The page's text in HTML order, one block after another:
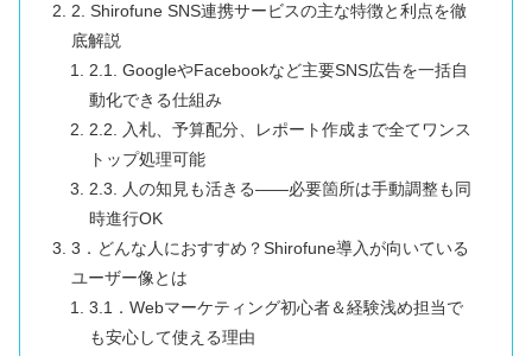
2. Shirofune SNS連携サービスの主な特徴と利点を徹
底解説
2.1. GoogleやFacebookなど主要SNS広告を一括自
動化できる仕組み
2.2. 入札、予算配分、レポート作成まで全てワンス
トップ処理可能
2.3. 人の知見も活きる――必要箇所は手動調整も同
時進行OK
3．どんな人におすすめ？Shirofune導入が向いている
ユーザー像とは
3.1．Webマーケティング初心者＆経験浅め担当で
も安心して使える理由